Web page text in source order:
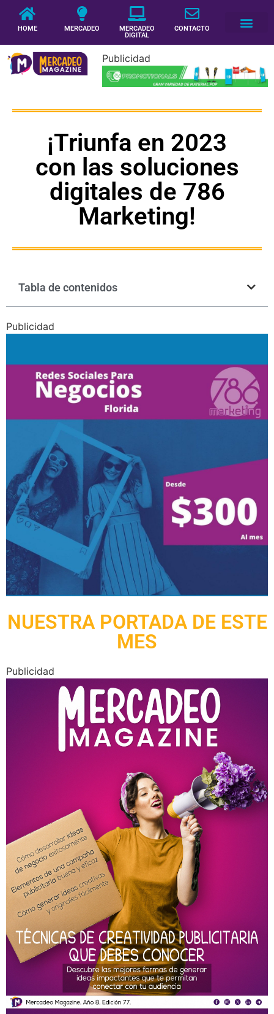
HOME MERCADEO
MERCADEO
DIGITAL
CONTACTO
Publicidad
¡Triunfa en 2023
con las soluciones
digitales de 786
Marketing!
Tabla de contenidos
Publicidad
NUESTRA PORTADA DE ESTE
MES
Publicidad